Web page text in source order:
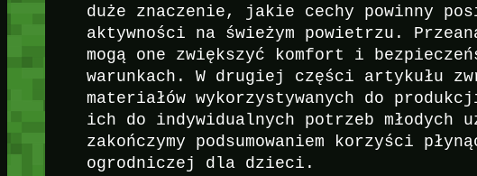
duże znaczenie, jakie cechy powinny
aktywności na świeżym powietrzu.
mogą one zwiększyć komfort i
warunkach. W drugiej części artykułu
materiałów wykorzystywanych do
ich do indywidualnych potrzeb młodych
zakończymy podsumowaniem korzyści
ogrodniczej dla dzieci.